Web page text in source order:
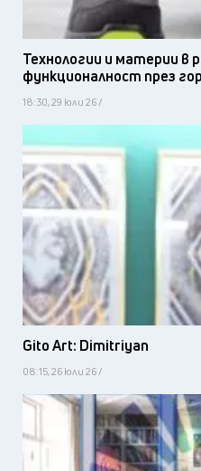
Технологии и материи в
функционалност през
18:30, 29 юли 26 /
Gito Art: Dimitriyan
08:15, 26 юли 26 /